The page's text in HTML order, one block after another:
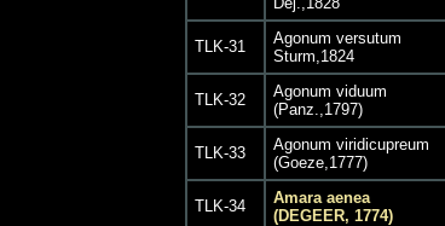
TLK-31
Agonum versutum
Sturm,1824
TLK-32
Agonum viduum
(Panz.,1797)
TLK-33
Agonum viridicupreum
(Goeze,1777)
TLK-34
Amara aenea
(DEGEER, 1774)